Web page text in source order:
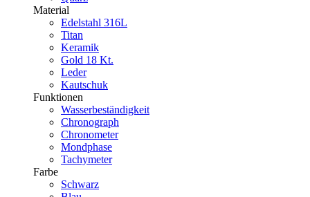
Material
Edelstahl 316L
Titan
Keramik
Gold 18 Kt.
Leder
Kautschuk
Funktionen
Wasserbeständigkeit
Chronograph
Chronometer
Mondphase
Tachymeter
Farbe
Schwarz